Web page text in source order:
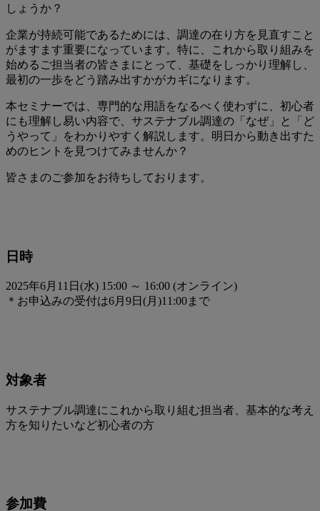
しょうか？
企業が持続可能であるためには、調達の在り方を見直すこと
がますます重要になっています。特に、これから取り組みを
始めるご担当者の皆さまにとって、基礎をしっかり理解し、
最初の一歩をどう踏み出すかがカギになります。
本セミナーでは、専門的な用語をなるべく使わずに、初心者
にも理解し易い内容で、サステナブル調達の「なぜ」と「ど
うやって」をわかりやすく解説します。明日から動き出すた
めのヒントを見つけてみませんか？
皆さまのご参加をお待ちしております。
日時
2025年6月11日(水) 15:00 ～ 16:00 (オンライン)
＊お申込みの受付は6月9日(月)11:00まで
対象者
サステナブル調達にこれから取り組む担当者、基本的な考え
方を知りたいなど初心者の方
参加費